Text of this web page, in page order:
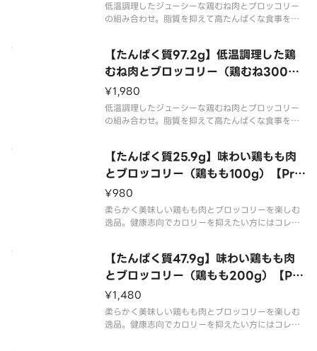
e Cooked Chicken Breast ＆ Bro
ccoli （Breast 200g）
低温調理したジューシーな鶏むね肉とブロッコリー
の組み合わせ。脂質を抑えて高たんぱくな食事をし
【たんぱく質97.2g】低温調理した鶏
むね肉とブロッコリー（鶏むね300
g）【Protein97.2g】Low-Temper
ature Cooked Chicken Breast ＆
Broccoli （Breast 300g）
¥1,980
低温調理したジューシーな鶏むね肉とブロッコリー
の組み合わせ。脂質を抑えて高たんぱくな食事をし
【たんぱく質25.9g】味わい鶏もも肉
とブロッコリー（鶏もも100g）【Pro
tein25.9g】Chicken Thigh ＆ Bro
ccoli （Thigh 100g）
¥980
柔らかく美味しい鶏もも肉とブロッコリーを楽しむ
逸品。健康志向でカロリーを抑えたい方にはコレ！
【たんぱく質47.9g】味わい鶏もも肉
とブロッコリー（鶏もも200g）【Pro
tein47.9g】Chicken Thigh ＆ Bro
ccoli （Thigh 200g）
¥1,480
柔らかく美味しい鶏もも肉とブロッコリーを楽しむ
逸品。健康志向でカロリーを抑えたい方にはコレ！